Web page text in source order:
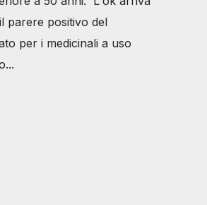
parere positivo del
per i medicinali a uso